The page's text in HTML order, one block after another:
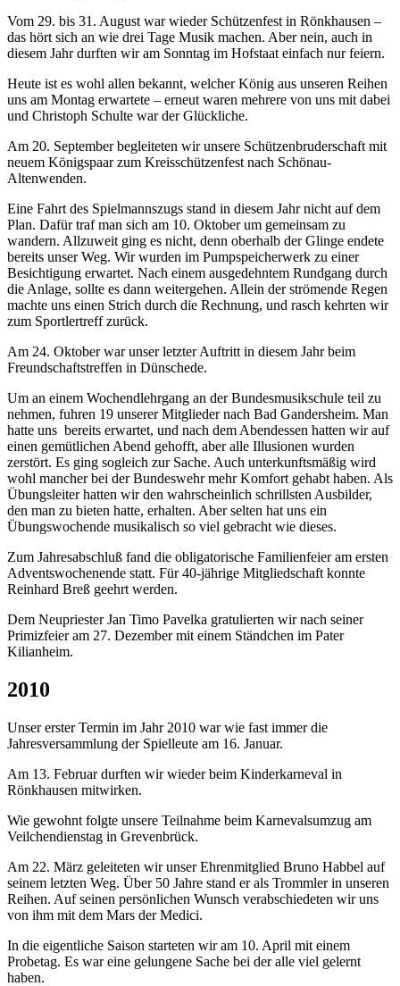
Vom 29. bis 31. August war wieder Schützenfest in Rönkhausen –
das hört sich an wie drei Tage Musik machen. Aber nein, auch in
diesem Jahr durften wir am Sonntag im Hofstaat einfach nur feiern.
Heute ist es wohl allen bekannt, welcher König aus unseren Reihen
uns am Montag erwartete – erneut waren mehrere von uns mit dabei
und Christoph Schulte war der Glückliche.
Am 20. September begleiteten wir unsere Schützenbruderschaft mit
neuem Königspaar zum Kreisschützenfest nach Schönau-
Altenwenden.
Eine Fahrt des Spielmannszugs stand in diesem Jahr nicht auf dem
Plan. Dafür traf man sich am 10. Oktober um gemeinsam zu
wandern. Allzuweit ging es nicht, denn oberhalb der Glinge endete
bereits unser Weg. Wir wurden im Pumpspeicherwerk zu einer
Besichtigung erwartet. Nach einem ausgedehntem Rundgang durch
die Anlage, sollte es dann weitergehen. Allein der strömende Regen
machte uns einen Strich durch die Rechnung, und rasch kehrten wir
zum Sportlertreff zurück.
Am 24. Oktober war unser letzter Auftritt in diesem Jahr beim
Freundschaftstreffen in Dünschede.
Um an einem Wochendlehrgang an der Bundesmusikschule teil zu
nehmen, fuhren 19 unserer Mitglieder nach Bad Gandersheim. Man
hatte uns bereits erwartet, und nach dem Abendessen hatten wir auf
einen gemütlichen Abend gehofft, aber alle Illusionen wurden
zerstört. Es ging sogleich zur Sache. Auch unterkunftsmäßig wird
wohl mancher bei der Bundeswehr mehr Komfort gehabt haben. Als
Übungsleiter hatten wir den wahrscheinlich schrillsten Ausbilder,
den man zu bieten hatte, erhalten. Aber selten hat uns ein
Übungswochende musikalisch so viel gebracht wie dieses.
Zum Jahresabschluß fand die obligatorische Familienfeier am ersten
Adventswochenende statt. Für 40-jährige Mitgliedschaft konnte
Reinhard Breß geehrt werden.
Dem Neupriester Jan Timo Pavelka gratulierten wir nach seiner
Primizfeier am 27. Dezember mit einem Ständchen im Pater
Kilianheim.
2010
Unser erster Termin im Jahr 2010 war wie fast immer die
Jahresversammlung der Spielleute am 16. Januar.
Am 13. Februar durften wir wieder beim Kinderkarneval in
Rönkhausen mitwirken.
Wie gewohnt folgte unsere Teilnahme beim Karnevalsumzug am
Veilchendienstag in Grevenbrück.
Am 22. März geleiteten wir unser Ehrenmitglied Bruno Habbel auf
seinem letzten Weg. Über 50 Jahre stand er als Trommler in unseren
Reihen. Auf seinen persönlichen Wunsch verabschiedeten wir uns
von ihm mit dem Mars der Medici.
In die eigentliche Saison starteten wir am 10. April mit einem
Probetag. Es war eine gelungene Sache bei der alle viel gelernt
haben.